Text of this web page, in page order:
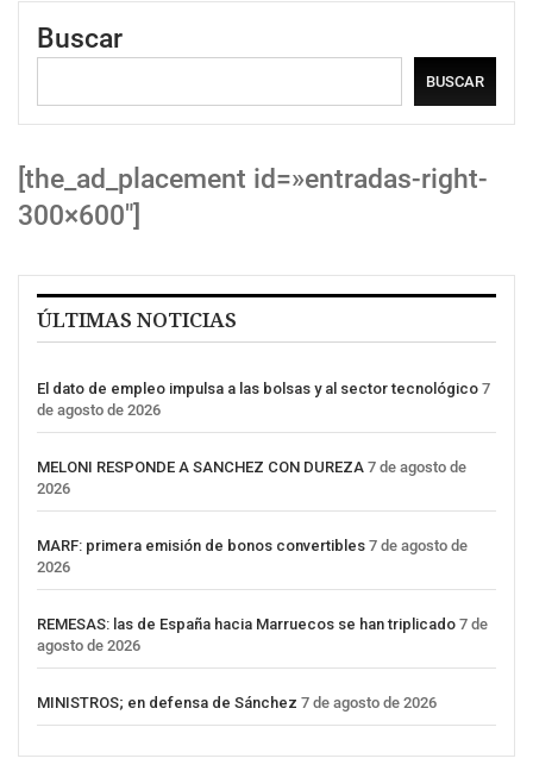
Buscar
BUSCAR
[the_ad_placement id=»entradas-right-
300×600″]
ÚLTIMAS NOTICIAS
El dato de empleo impulsa a las bolsas y al sector tecnológico 7
de agosto de 2026
MELONI RESPONDE A SANCHEZ CON DUREZA 7 de agosto de
2026
MARF: primera emisión de bonos convertibles 7 de agosto de
2026
REMESAS: las de España hacia Marruecos se han triplicado 7 de
agosto de 2026
MINISTROS; en defensa de Sánchez 7 de agosto de 2026